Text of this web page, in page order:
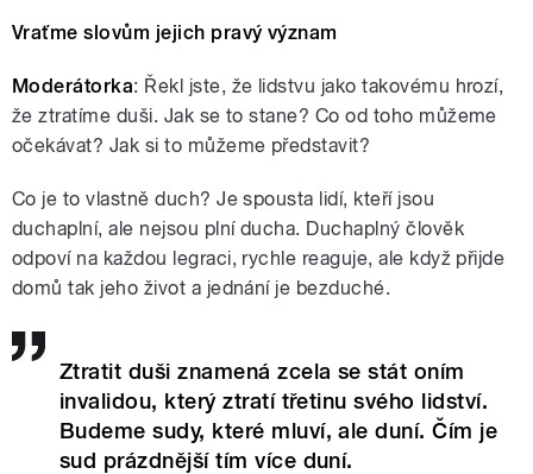
Vraťme slovům jejich pravý význam
Moderátorka: Řekl jste, že lidstvu jako takovému hrozí,
že ztratíme duši. Jak se to stane? Co od toho můžeme
očekávat? Jak si to můžeme představit?
Co je to vlastně duch? Je spousta lidí, kteří jsou
duchaplní, ale nejsou plní ducha. Duchaplný člověk
odpoví na každou legraci, rychle reaguje, ale když přijde
domů tak jeho život a jednání je bezduché.
Ztratit duši znamená zcela se stát oním
invalidou, který ztratí třetinu svého lidství.
Budeme sudy, které mluví, ale duní. Čím je
sud prázdnější tím více duní.